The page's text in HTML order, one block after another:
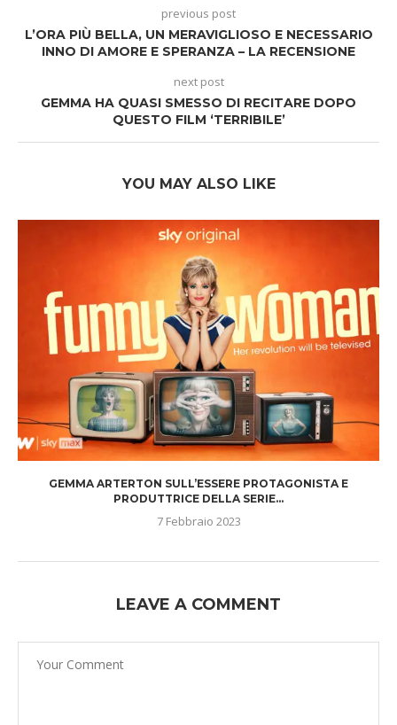
previous post
L’ORA PIÙ BELLA, UN MERAVIGLIOSO E NECESSARIO
INNO DI AMORE E SPERANZA – LA RECENSIONE
next post
GEMMA HA QUASI SMESSO DI RECITARE DOPO
QUESTO FILM ‘TERRIBILE’
YOU MAY ALSO LIKE
GEMMA ARTERTON SULL’ESSERE PROTAGONISTA E
PRODUTTRICE DELLA SERIE...
7 Febbraio 2023
LEAVE A COMMENT